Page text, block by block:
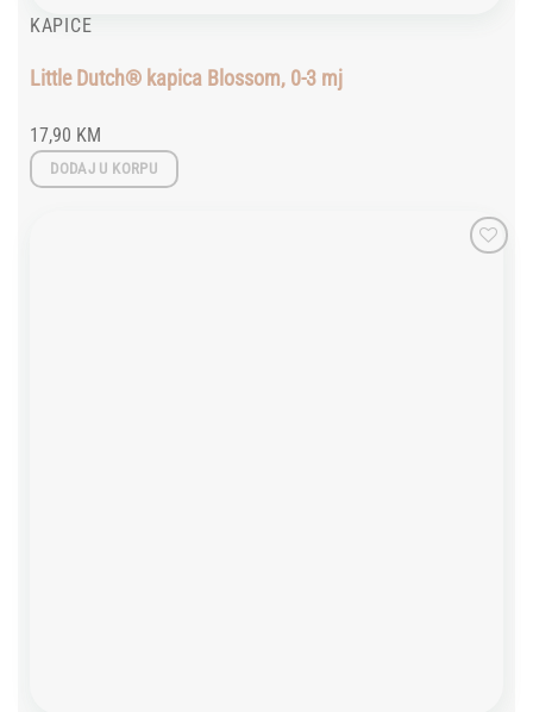
KAPICE
Little Dutch® kapica Blossom, 0-3 mj
17,90 KM
DODAJ U KORPU